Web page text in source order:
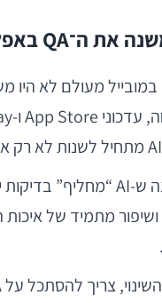
במובייל מעולם לא
מתמיד של איכות